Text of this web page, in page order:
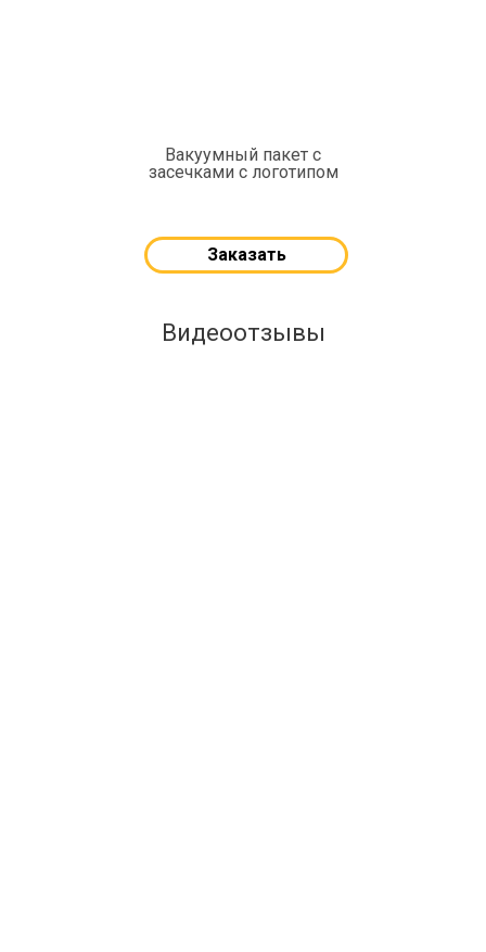
Вакуумный пакет с
засечками с логотипом
Заказать
Видеоотзывы